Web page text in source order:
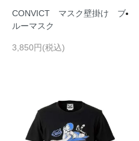
CONVICT マスク壁掛け ブ
ルーマスク
3,850円(税込)